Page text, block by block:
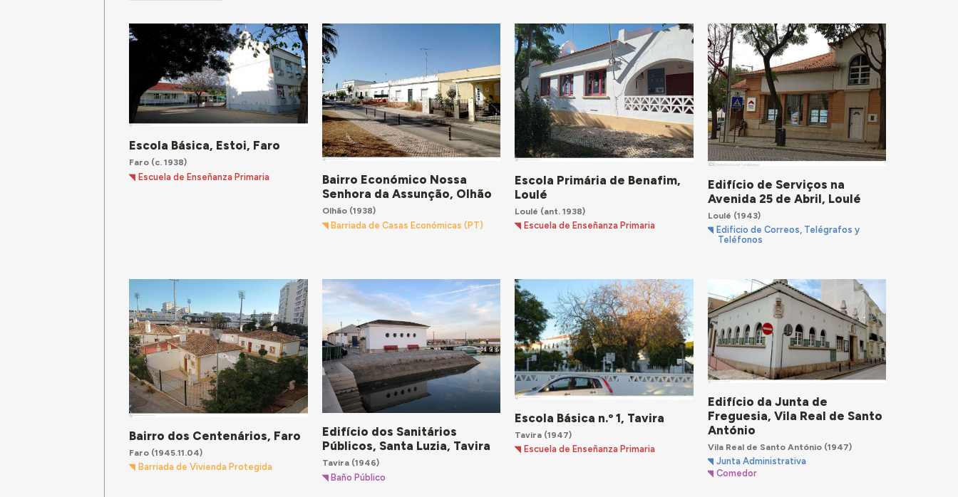
Escola Básica, Estoi, Faro
Faro (c. 1938)
Escuela de Enseñanza Primaria
Bairro Económico Nossa
Senhora da Assunção, Olhão
Olhão(1938)
Barriada de Casas Económicas (PT)
Escola Primária de Benafim,
Loulé
Loulé (ant. 1938)
Escuela de Enseñanza Primaria
Edifício de Serviços na
Avenida 25 de Abril, Loulé
Loulé (1943)
Edificio de Correos, Telégrafos y
Teléfonos
Bairro dos Centenários, Faro
Faro (1945.11.04)
Barriada de Vivienda Protegida
Edifício dos Sanitários
Públicos, Santa Luzia, Tavira
Tavira(1946)
Baño Público
Escola Básica n.º 1, Tavira
Tavira (1947)
Escuela de Enseñanza Primaria
Edifício da Junta de
Freguesia, Vila Real de Santo
António
Vila Real de Santo António(1947)
Junta Administrativa
Comedor